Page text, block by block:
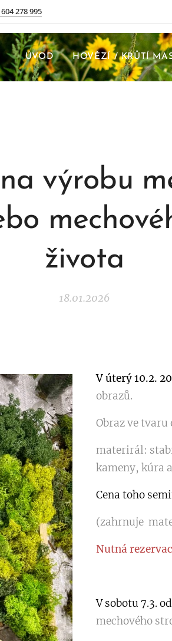
278 995
ÚVOD HOVĚZÍ / KRŮTÍ
výrobu
života
18.01.2026
V úterý 10.2.
obrazů.
Obraz ve tvaru
materirál:
kameny, kúra
Cena toho
(zahrnuje
Nutná
V sobotu 7.3.
mechového